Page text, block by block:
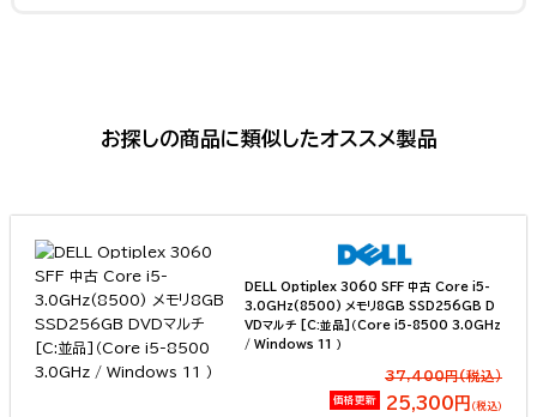
お探しの商品に類似したオススメ製品
DELL Optiplex 3060 SFF 中古 Core i5-
3.0GHz(8500) メモリ8GB SSD256GB D
VDマルチ [C:並品]（Core i5-8500 3.0GHz
/ Windows 11 ）
37,400円(税込）
価格更新 25,300円 （税込）